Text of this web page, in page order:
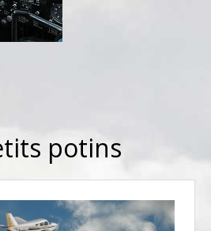
potins